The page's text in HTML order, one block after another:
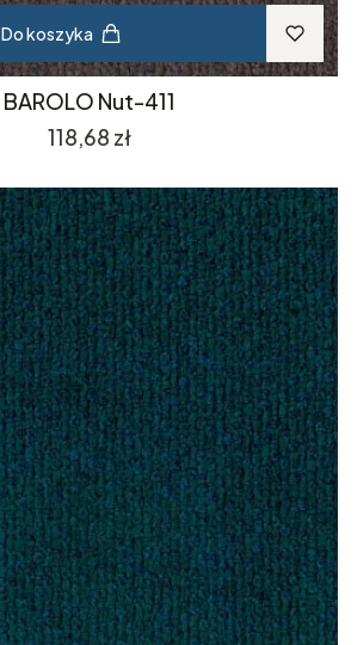
Do koszyka
BAROLO Nut-411
Cena
118,68 zł